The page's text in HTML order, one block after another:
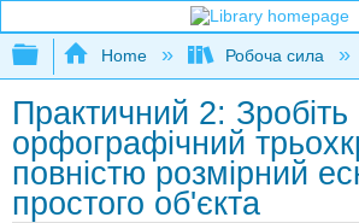
Expand/collapse global
Home Робоча сила
Практичний 2: Зробіть
орфографічний
повністю розмірний
простого об'єкта